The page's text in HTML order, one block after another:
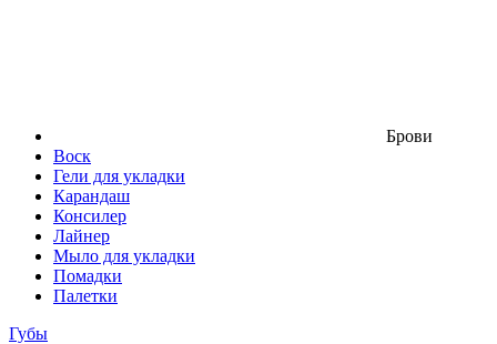
Брови
Воск
Гели для укладки
Карандаш
Консилер
Лайнер
Мыло для укладки
Помадки
Палетки
Губы